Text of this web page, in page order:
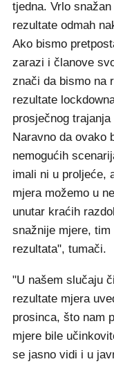
tjedna. Vrlo
rezultate odmah
Ako bismo
zarazi i članove
znači da bismo na
rezultate
prosječnog
Naravno da ovako
nemogućih
imali ni u proljeće,
mjera možemo u
unutar kraćih
snažnije mjere,
rezultata", tumači.
"U našem slučaju
rezultate mjera
prosinca, što nam
mjere bile
se jasno vidi i u